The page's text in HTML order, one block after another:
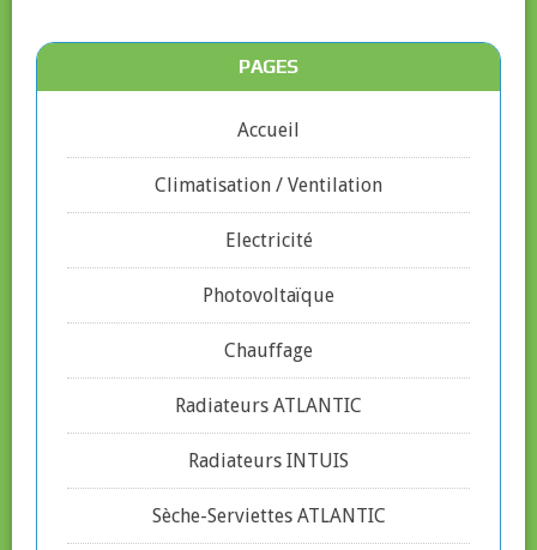
PAGES
Accueil
Climatisation / Ventilation
Electricité
Photovoltaïque
Chauffage
Radiateurs ATLANTIC
Radiateurs INTUIS
Sèche-Serviettes ATLANTIC